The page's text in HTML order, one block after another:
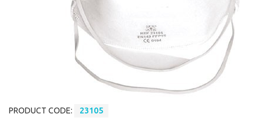
PRODUCT CODE:
23105